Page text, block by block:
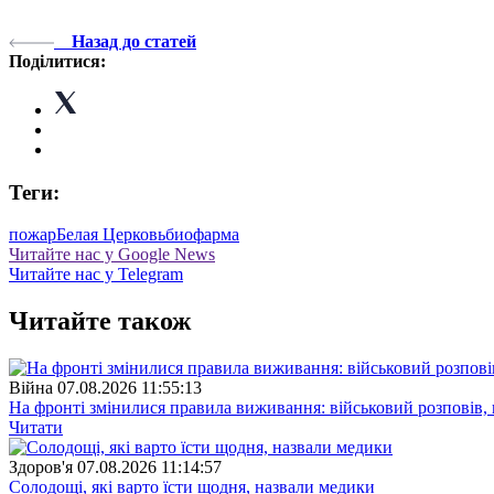
Назад до статей
Поділитися:
Теги:
пожарБелая Церковьбиофарма
Читайте нас у Google News
Читайте нас у Telegram
Читайте також
Війна 07.08.2026 11:55:13
На фронті змінилися правила виживання: військовий розповів,
Читати
Здоров'я 07.08.2026 11:14:57
Солодощі, які варто їсти щодня, назвали медики